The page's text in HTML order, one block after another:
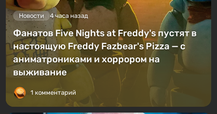
Новости 4 часа назад
Фанатов Five Nights at Freddy's пустят в
настоящую Freddy Fazbear's Pizza — с
аниматрониками и хоррором на
выживание
1 комментарий